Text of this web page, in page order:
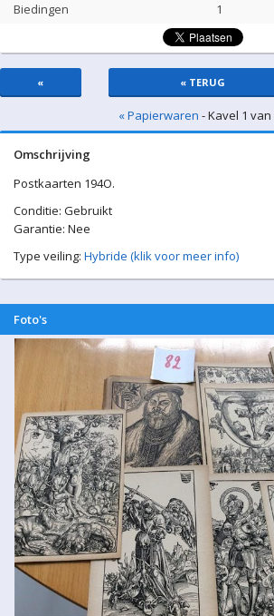
Biedingen
1
« « TERUG
« Papierwaren - Kavel 1 van
Omschrijving
Postkaarten 194O.
Conditie: Gebruikt
Garantie: Nee
Type veiling: Hybride (klik voor meer info)
Foto's